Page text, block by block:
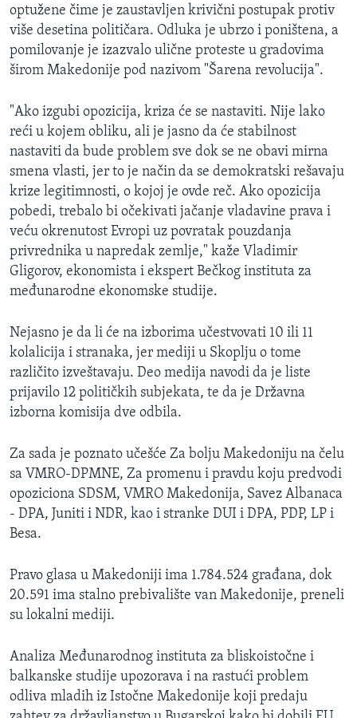
optužene čime je zaustavljen krivični postupak protiv
više desetina političara. Odluka je ubrzo i poništena, a
pomilovanje je izazvalo ulične proteste u gradovima
širom Makedonije pod nazivom "Šarena revolucija".
"Ako izgubi opozicija, kriza će se nastaviti. Nije lako
reći u kojem obliku, ali je jasno da će stabilnost
nastaviti da bude problem sve dok se ne obavi mirna
smena vlasti, jer to je način da se demokratski rešavaju
krize legitimnosti, o kojoj je ovde reč. Ako opozicija
pobedi, trebalo bi očekivati jačanje vladavine prava i
veću okrenutost Evropi uz povratak pouzdanja
privrednika u napredak zemlje," kaže Vladimir
Gligorov, ekonomista i ekspert Bečkog instituta za
međunarodne ekonomske studije.
Nejasno je da li će na izborima učestvovati 10 ili 11
kolalicija i stranaka, jer mediji u Skoplju o tome
različito izveštavaju. Deo medija navodi da je liste
prijavilo 12 političkih subjekata, te da je Državna
izborna komisija dve odbila.
Za sada je poznato učešće Za bolju Makedoniju na čelu
sa VMRO-DPMNE, Za promenu i pravdu koju predvodi
opoziciona SDSM, VMRO Makedonija, Savez Albanaca
- DPA, Juniti i NDR, kao i stranke DUI i DPA, PDP, LP i
Besa.
Pravo glasa u Makedoniji ima 1.784.524 građana, dok
20.591 ima stalno prebivalište van Makedonije, preneli
su lokalni mediji.
Analiza Međunarodnog instituta za bliskoistočne i
balkanske studije upozorava i na rastući problem
odliva mladih iz Istočne Makedonije koji predaju